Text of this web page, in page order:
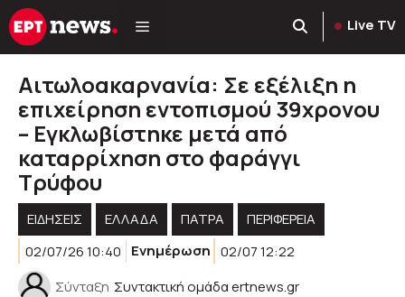
Μετάβαση
σε
Live TV
Αιτωλοακαρνανία: Σε εξέλιξη η
επιχείρηση εντοπισμού 39χρονου
– Εγκλωβίστηκε μετά από
καταρρίχηση στο φαράγγι
Τρύφου
ΕΙΔΗΣΕΙΣ ΕΛΛΑΔΑ ΠΑΤΡΑ
ΠΕΡΙΦΈΡΕΙΑ
02/07/26 10:40
Ενημέρωση 02/07 12:22
Σύνταξη Συντακτική ομάδα ertnews.gr